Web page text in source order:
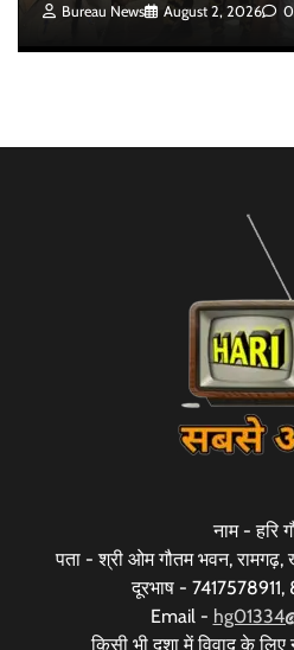
Bureau News August 2, 2026 0
नाम - हरि
पता - श्री ओम गौतम भवन, रामगढ़,
दूरभाष -
Email -
किसी भी दशा में विवाद के लिए